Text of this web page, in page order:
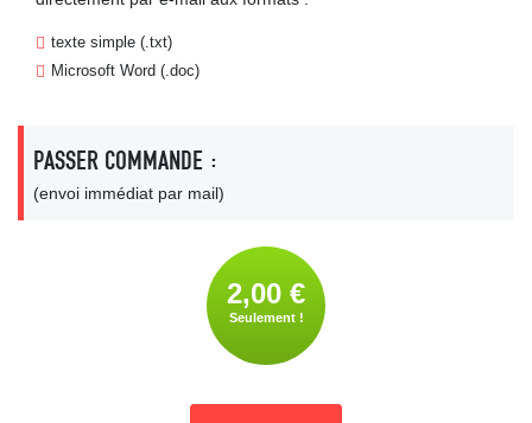
texte simple (.txt)
Microsoft Word (.doc)
PASSER COMMANDE :
(envoi immédiat par mail)
2,00 €
Seulement !